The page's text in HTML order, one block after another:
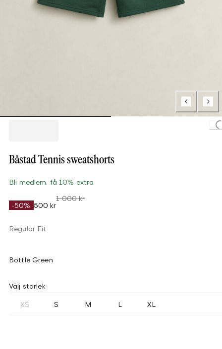
Båstad Tennis sweatshorts
Bli medlem, få 10% extra
-50% 500 kr
1 000 kr
Regular Fit
Bottle Green
Välj storlek
XS S M L XL